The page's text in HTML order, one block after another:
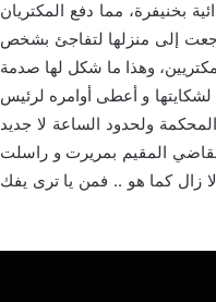
بخنيفرة، مما دفع المكتريان
إلى منزلها لتفاجئ بشخص
وهذا ما شكل لها صدمة
و أعطى أوامره لرئيس
ولحدود الساعة لا جديد
المقيم بمريرت و راسلت
زال كما هو .. فمن يا ترى يفك